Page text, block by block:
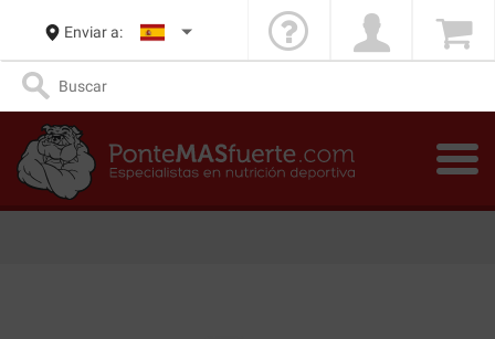
Enviar a: